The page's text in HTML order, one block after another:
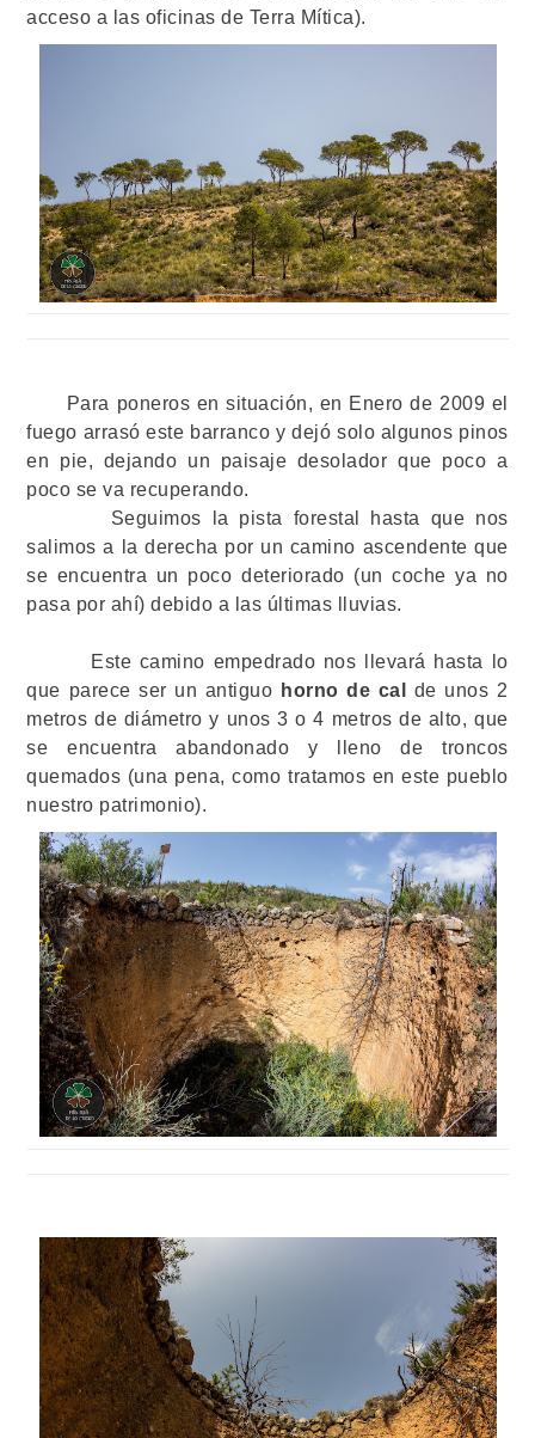
acceso a las oficinas de Terra Mítica).
Para poneros en situación, en Enero de 2009 el
fuego arrasó este barranco y dejó solo algunos pinos
en pie, dejando un paisaje desolador que poco a
poco se va recuperando.
Seguimos la pista forestal hasta que nos
salimos a la derecha por un camino ascendente que
se encuentra un poco deteriorado (un coche ya no
pasa por ahí) debido a las últimas lluvias.
Este camino empedrado nos llevará hasta lo
que parece ser un antiguo horno de cal
de unos 2
metros de diámetro y unos 3 o 4 metros de alto, que
se encuentra abandonado y lleno de troncos
quemados (una pena, como tratamos en este pueblo
nuestro patrimonio).